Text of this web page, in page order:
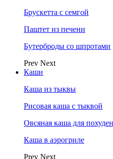
Брускетта с семгой
Паштет из печени
Бутерброды со шпротами
Prev Next
Каши
Каша из тыквы
Рисовая каша с тыквой
Овсяная каша для
Каша в аэрогриле
Prev Next